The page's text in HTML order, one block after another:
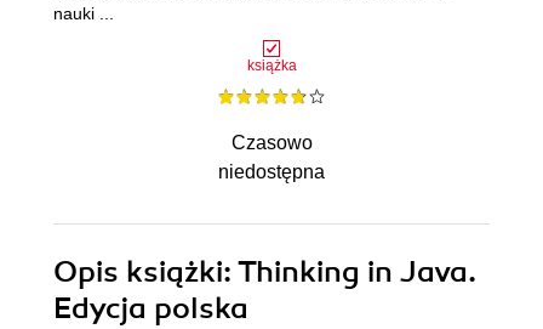
książka
Czasowo
niedostępna
nauki ...
Opis książki: Thinking in Java.
Edycja polska